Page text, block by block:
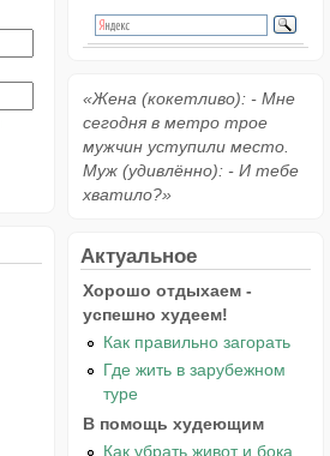
«Жена (кокетливо): - Мне
сегодня в метро трое
мужчин уступили место.
Муж (удивлённо): - И тебе
хватило?»
Актуальное
Хорошо отдыхаем -
успешно худеем!
Как правильно загорать
Где жить в зарубежном
туре
В помощь худеющим
Как убрать живот и бока